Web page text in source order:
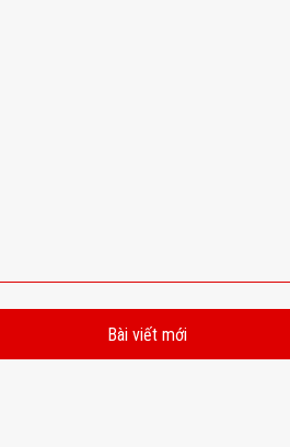
Bài viết mới